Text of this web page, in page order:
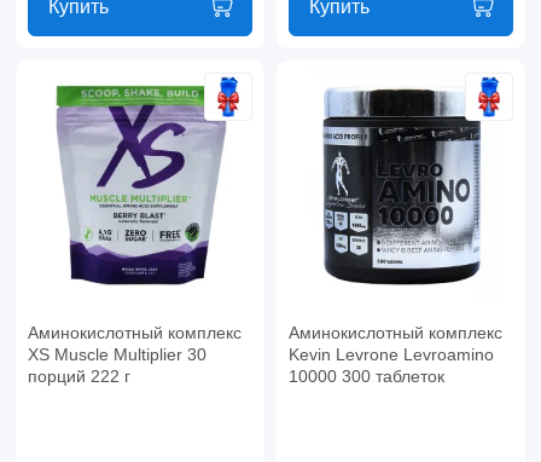
Купить Купить
Аминокислотный комплекс
XS Muscle Multiplier 30
порций 222 г
Аминокислотный комплекс
Kevin Levrone Levroamino
10000 300 таблеток